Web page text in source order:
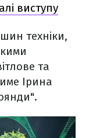
виступу
техніки,
та
Ірина